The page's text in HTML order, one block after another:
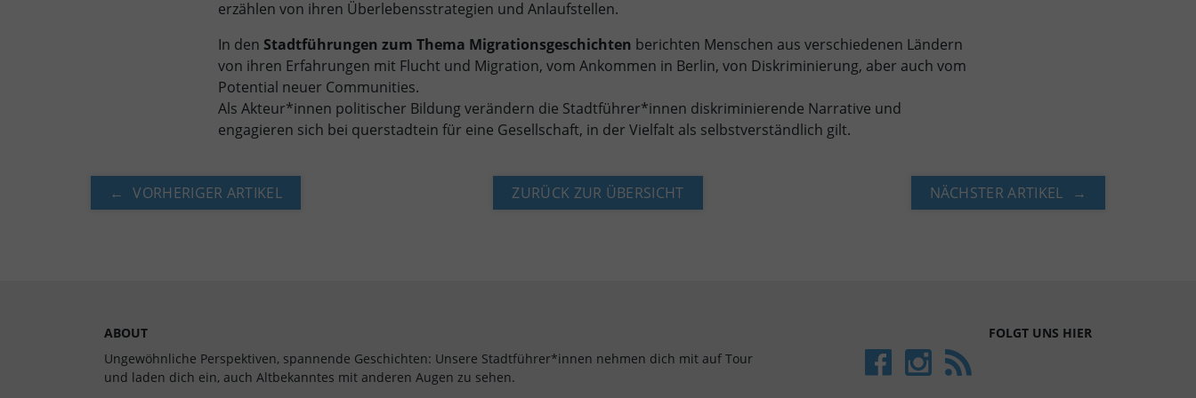
erzählen von ihren Überlebensstrategien und Anlaufstellen.
In den Stadtführungen zum Thema Migrationsgeschichten berichten Menschen aus verschiedenen Ländern
von ihren Erfahrungen mit Flucht und Migration, vom Ankommen in Berlin, von Diskriminierung, aber auch vom
Potential neuer Communities.
Als Akteur*innen politischer Bildung verändern die Stadtführer*innen diskriminierende Narrative und
engagieren sich bei querstadtein für eine Gesellschaft, in der Vielfalt als selbstverständlich gilt.
VORHERIGER ARTIKEL ZURÜCK ZUR ÜBERSICHT NÄCHSTER ARTIKEL
ABOUT
Ungewöhnliche Perspektiven, spannende Geschichten: Unsere Stadtführer*innen nehmen dich mit auf Tour
und laden dich ein, auch Alt­bekan­ntes mit anderen Augen zu sehen.
FOLGT UNS HIER